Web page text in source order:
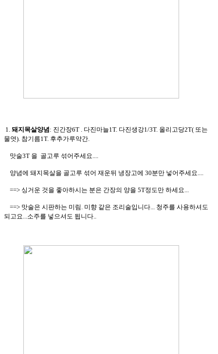
1. 돼지목살양념 : 진간장6T . 다진마늘1T. 다진생강1/3T. 올리고당2T( 또는
물엿). 참기름1T. 후추가루약간.
맛술3T 을 골고루 섞어주세요....
양념에 돼지목살을 골고루 섞어 재운뒤 냉장고에 30분만 넣어주세요....
==> 싱거운 것을 좋아하시는 분은 간장의 양을 5T정도만 하세요...
==> 맛술은 시판하는 미림. 미향 같은 조리술입니다... 청주를 사용하셔도
되고요...소주를 넣으셔도 됩니다..